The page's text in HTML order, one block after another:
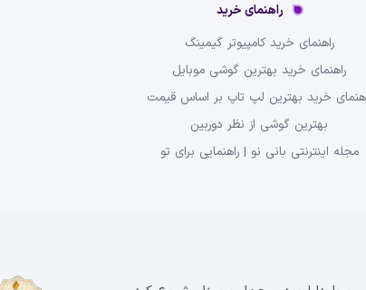
راهنمای خرید
راهنمای خرید کامپیوتر گیمینگ
راهنمای خرید بهترین گوشی موبایل
خرید بهترین لپ تاپ بر اساس قیمت
بهترین گوشی از نظر دوربین
مجله اینترنتی بانی نو | راهنمایی برای تو